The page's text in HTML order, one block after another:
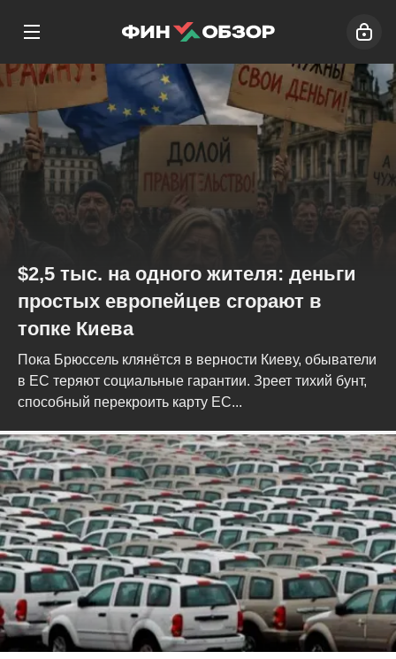
$2,5 тыс. на одного жителя: деньги
простых европейцев сгорают в
топке Киева
Пока Брюссель клянётся в верности Киеву, обыватели
в ЕС теряют социальные гарантии. Зреет тихий бунт,
способный перекроить карту ЕС...